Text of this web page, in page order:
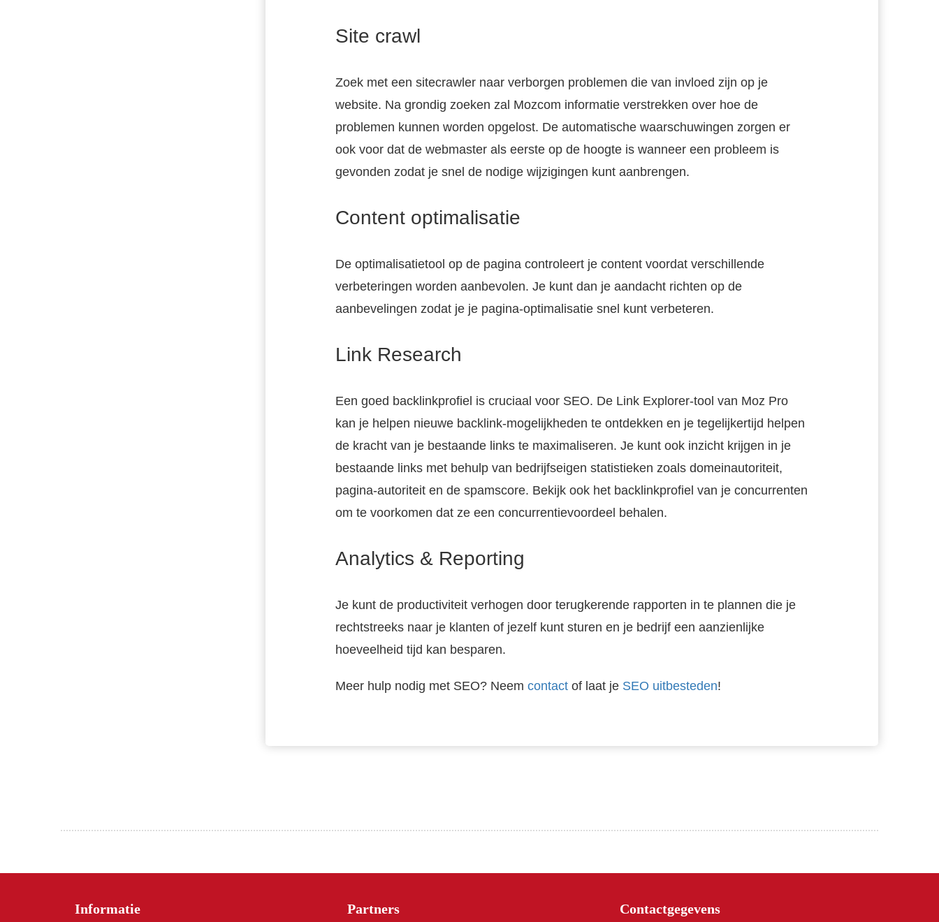
Site crawl
Zoek met een sitecrawler naar verborgen problemen die van invloed zijn op je
website. Na grondig zoeken zal Mozcom informatie verstrekken over hoe de
problemen kunnen worden opgelost. De automatische waarschuwingen zorgen er
ook voor dat de webmaster als eerste op de hoogte is wanneer een probleem is
gevonden zodat je snel de nodige wijzigingen kunt aanbrengen.
Content optimalisatie
De optimalisatietool op de pagina controleert je content voordat verschillende
verbeteringen worden aanbevolen. Je kunt dan je aandacht richten op de
aanbevelingen zodat je je pagina-optimalisatie snel kunt verbeteren.
Link Research
Een goed backlinkprofiel is cruciaal voor SEO. De Link Explorer-tool van Moz Pro
kan je helpen nieuwe backlink-mogelijkheden te ontdekken en je tegelijkertijd helpen
de kracht van je bestaande links te maximaliseren. Je kunt ook inzicht krijgen in je
bestaande links met behulp van bedrijfseigen statistieken zoals domeinautoriteit,
pagina-autoriteit en de spamscore. Bekijk ook het backlinkprofiel van je concurrenten
om te voorkomen dat ze een concurrentievoordeel behalen.
Analytics & Reporting
Je kunt de productiviteit verhogen door terugkerende rapporten in te plannen die je
rechtstreeks naar je klanten of jezelf kunt sturen en je bedrijf een aanzienlijke
hoeveelheid tijd kan besparen.
Meer hulp nodig met SEO? Neem contactof laat je SEO uitbesteden!
Informatie Partners Contactgegevens